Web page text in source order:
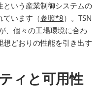
いう産業制御システムの
ています（参照*8）。TSN
、個々の工場環境に合わ
どおりの性能を引き出す
ィと可用性